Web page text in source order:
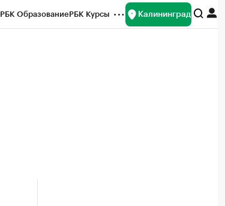
РБК ОбразованиеРБК Курсы Калининград